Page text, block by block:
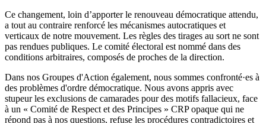
Ce changement, loin d’apporter le renouveau démocratique attendu,
a tout au contraire renforcé les mécanismes autocratiques et
verticaux de notre mouvement. Les règles des tirages au sort ne sont
pas rendues publiques. Le comité électoral est nommé dans des
conditions arbitraires, composés de proches de la direction.
Dans nos Groupes d'Action également, nous sommes confronté·es à
des problèmes d'ordre démocratique. Nous avons appris avec
stupeur les exclusions de camarades pour des motifs fallacieux, face
à un « Comité de Respect et des Principes » CRP opaque qui ne
répond pas à nos questions, refuse les procédures contradictoires et